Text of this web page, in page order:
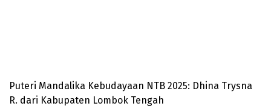
Puteri Mandalika Kebudayaan NTB 2025: Dhina Trysna
R. dari Kabupaten Lombok Tengah